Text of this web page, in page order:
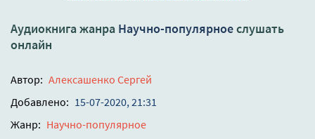
Аудиокнига жанра Научно-популярноеслушать
онлайн
Автор: Алексашенко Сергей
Добавлено: 15-07-2020, 21:31
Жанр: Научно-популярное